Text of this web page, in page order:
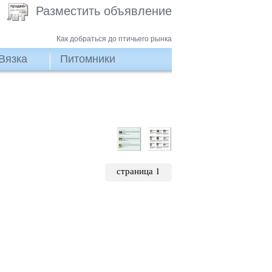
Разместить объявление
Как добраться до птичьего рынка
Питомники
страница 1